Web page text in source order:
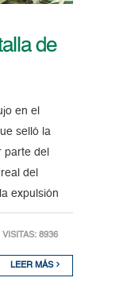
de
en el
selló la
parte del
del
expulsión
VISITAS: 8936
LEER MÁS